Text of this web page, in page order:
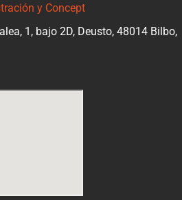
y Concept
1, bajo 2D, Deusto, 48014 Bilbo,